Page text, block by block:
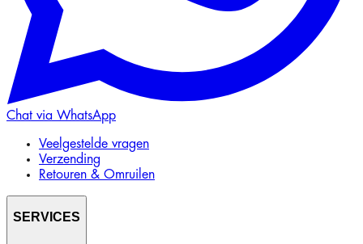
Chat via WhatsApp
Veelgestelde vragen
Verzending
Retouren & Omruilen
SERVICES